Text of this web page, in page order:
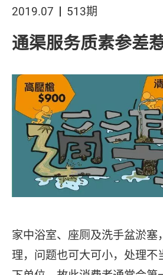
2019.07 513期
通渠服务质素参差
家中浴室、座厕及洗手盆淤塞
理，问题也可大可小，处理不